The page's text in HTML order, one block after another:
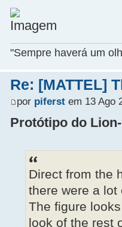
"Sempre haverá um
Re: [MATTEL]
por piferstem 13 Ago
Protótipo do
Direct from the
there were a lot
The figure
look of the rest